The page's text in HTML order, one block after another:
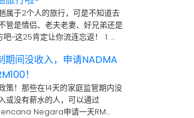
属于2个人的旅行，可是不知道去
管是情侣、老夫老妻、好兄弟还是
~这25肯定让你流连忘返！ 1. …
期间没收入，申请NADMA
！
策！那些在14天的家庭监管期内没
或没有薪水的人，可以通过
Negara申请一天RM…